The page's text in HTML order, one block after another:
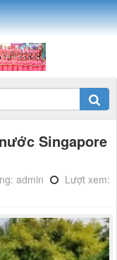
Singapore
admin
Lượt xem: